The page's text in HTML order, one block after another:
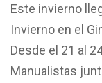
Este invierno
Invierno en el
Desde el 21 al
Manualistas